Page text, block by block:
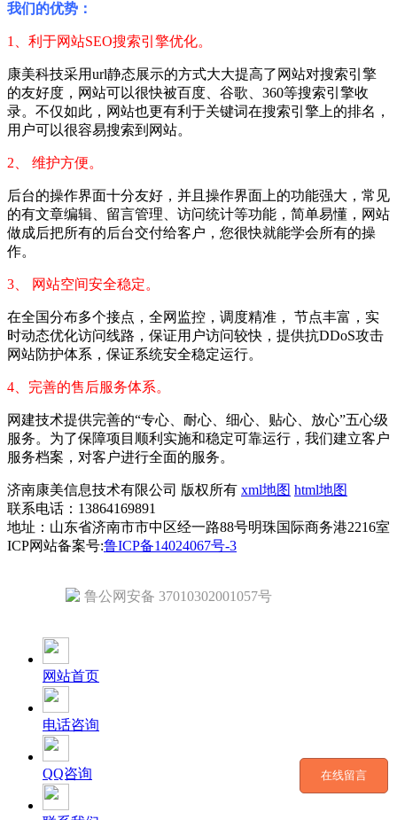
我们的优势：
1、利于网站SEO搜索引擎优化。
康美科技采用url静态展示的方式大大提高了网站对搜索引擎
的友好度，网站可以很快被百度、谷歌、360等搜索引擎收
录。不仅如此，网站也更有利于关键词在搜索引擎上的排名，
用户可以很容易搜索到网站。
2、 维护方便。
后台的操作界面十分友好，并且操作界面上的功能强大，常见
的有文章编辑、留言管理、访问统计等功能，简单易懂，网站
做成后把所有的后台交付给客户，您很快就能学会所有的操
作。
3、 网站空间安全稳定。
在全国分布多个接点，全网监控，调度精准， 节点丰富，实
时动态优化访问线路，保证用户访问较快，提供抗DDoS攻击
网站防护体系，保证系统安全稳定运行。
4、完善的售后服务体系。
网建技术提供完善的“专心、耐心、细心、贴心、放心”五心级
服务。为了保障项目顺利实施和稳定可靠运行，我们建立客户
服务档案，对客户进行全面的服务。
济南康美信息技术有限公司 版权所有 xml地图 html地图
联系电话：13864169891
地址：山东省济南市市中区经一路88号明珠国际商务港2216室
ICP网站备案号:鲁ICP备14024067号-3
鲁公网安备 37010302001057号
网站首页
电话咨询
QQ咨询 在线留言